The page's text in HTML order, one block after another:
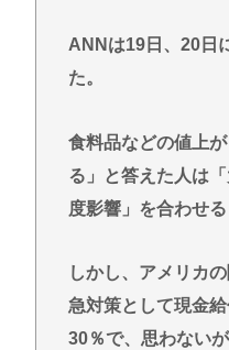
ANNは19日、20日
た。
食料品などの値上
る」と答えた人は
度影響」を合わせ
しかし、アメリカ
急対策として現金
30％で、思わないが